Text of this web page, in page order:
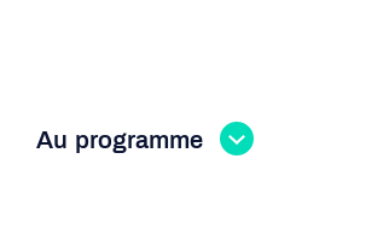
Au programme